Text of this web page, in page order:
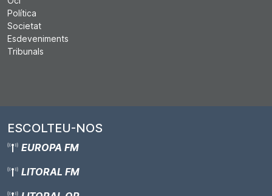
Política
Societat
Esdeveniments
Tribunals
ESCOLTEU-NOS
EUROPA FM
LITORAL FM